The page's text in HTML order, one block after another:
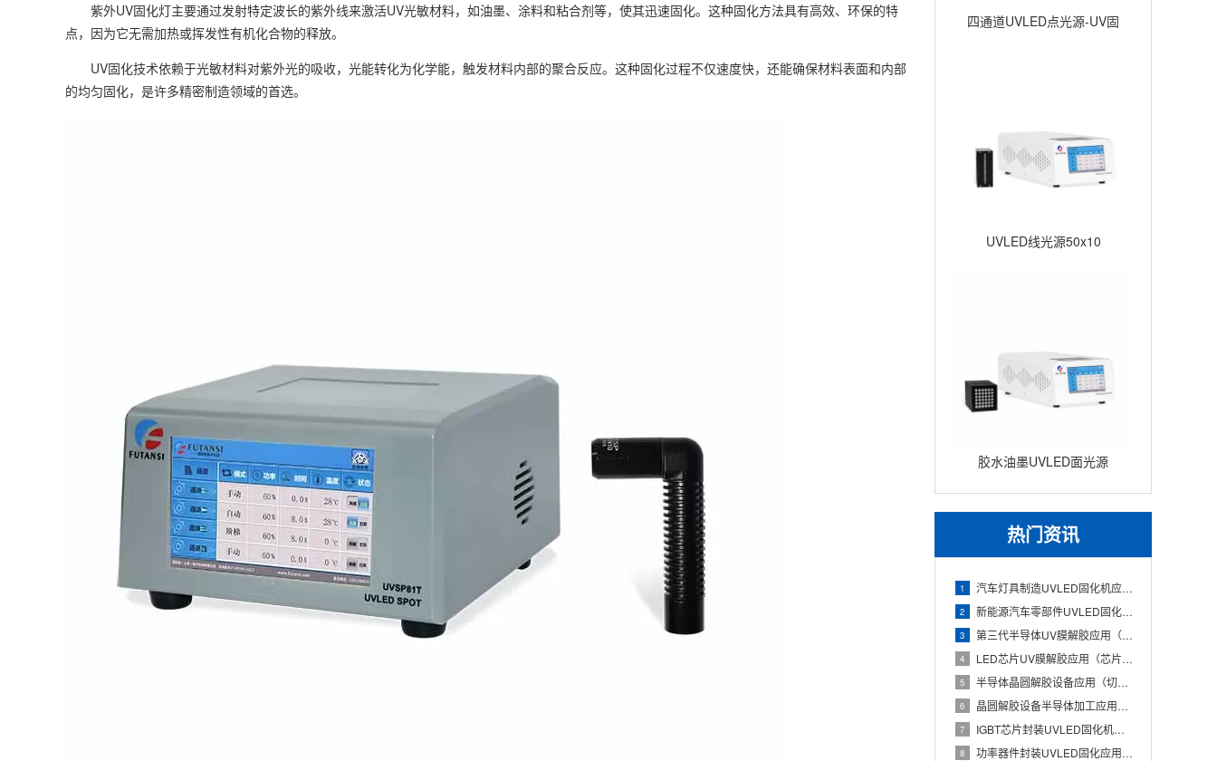
四通道UVLED点光源-UV固
UVLED线光源50x10
胶水油墨UVLED面光源
100x100 瞬间固化面光源UV
固
热门资讯
1 汽车灯具制造UVLED固化机应用（透镜与灯壳胶水快速固化）
2 新能源汽车零部件UVLED固化机应用（电池组件与电子胶精准固
3 第三代半导体UV膜解胶应用（碳化硅晶圆低损伤解胶工艺）
4 LED芯片UV膜解胶应用（芯片蓝膜低应力分离处理）
5 半导体晶圆解胶设备应用（切割膜UV解胶辅助芯片安全取片）
6 晶圆解胶设备半导体加工应用（UV膜照射降低粘性实现晶圆无损分
7 IGBT芯片封装UVLED固化机应用（Die Attach胶
8 功率器件封装UVLED固化应用（IGBT芯片与散热基板稳定粘
紫外UV固化灯主要通过发射特定波长的紫外线来激活UV光敏材料，如油墨、涂料和粘合剂等，使其迅速固化。这种固化方法具有高效、环保的特
点，因为它无需加热或挥发性有机化合物的释放。
UV固化技术依赖于光敏材料对紫外光的吸收，光能转化为化学能，触发材料内部的聚合反应。这种固化过程不仅速度快，还能确保材料表面和内部
的均匀固化，是许多精密制造领域的首选。